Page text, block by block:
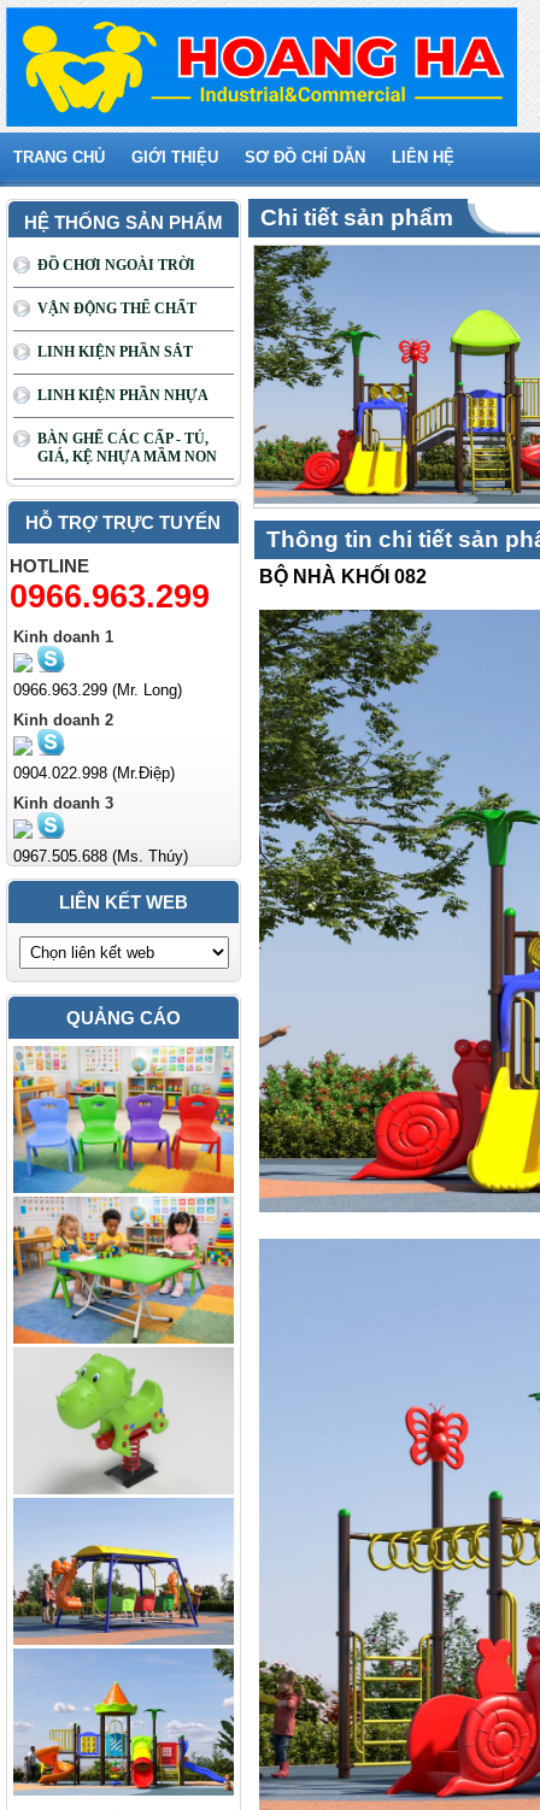
TRANG CHỦ GIỚI THIỆU SƠ ĐỒ CHỈ DẪN LIÊN HỆ
HỆ THỐNG SẢN PHẨM
ĐỒ CHƠI NGOÀI TRỜI
VẬN ĐỘNG THỂ CHẤT
LINH KIỆN PHẦN SẮT
LINH KIỆN PHẦN NHỰA
BÀN GHẾ CÁC CẤP - TỦ,
GIÁ, KỆ NHỰA MẦM NON
HỖ TRỢ TRỰC TUYẾN
HOTLINE
0966.963.299
Kinh doanh 1
0966.963.299 (Mr. Long)
Kinh doanh 2
0904.022.998 (Mr.Điệp)
Kinh doanh 3
0967.505.688 (Ms. Thúy)
LIÊN KẾT WEB
QUẢNG CÁO
Chi tiết sản phẩm
Thông tin chi tiết sản
BỘ NHÀ KHỐI 082